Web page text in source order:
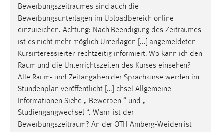
Bewerbungszeitraumes sind auch die
Bewerbungsunterlagen im Uploadbereich online
einzureichen. Achtung: Nach Beendigung des Zeitraumes
ist es nicht mehr möglich Unterlagen [...] angemeldeten
Kursinteressierten rechtzeitig informiert. Wo kann ich den
Raum und die Unterrichtszeiten des Kurses einsehen?
Alle Raum- und Zeitangaben der Sprachkurse werden im
Stundenplan veröffentlicht [...] chsel Allgemeine
Informationen Siehe „ Bewerben “ und „
Studiengangwechsel “. Wann ist der
Bewerbungszeitraum? An der OTH Amberg-Weiden ist